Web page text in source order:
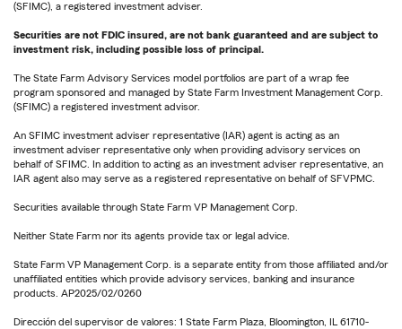
(SFIMC), a registered investment adviser.
Securities are not FDIC insured, are not bank guaranteed and are subject to
investment risk, including possible loss of principal.
The State Farm Advisory Services model portfolios are part of a wrap fee
program sponsored and managed by State Farm Investment Management Corp.
(SFIMC) a registered investment advisor.
An SFIMC investment adviser representative (IAR) agent is acting as an
investment adviser representative only when providing advisory services on
behalf of SFIMC. In addition to acting as an investment adviser representative, an
IAR agent also may serve as a registered representative on behalf of SFVPMC.
Securities available through State Farm VP Management Corp.
Neither State Farm nor its agents provide tax or legal advice.
State Farm VP Management Corp. is a separate entity from those affiliated and/or
unaffiliated entities which provide advisory services, banking and insurance
products. AP2025/02/0260
Dirección del supervisor de valores: 1 State Farm Plaza, Bloomington, IL 61710-